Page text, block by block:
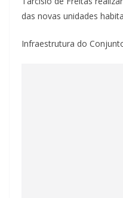
das novas unidades
Infraestrutura do